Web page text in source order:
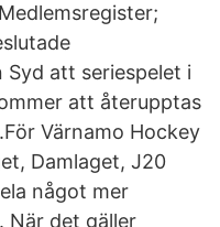
att seriespelet i
att återupptas
Värnamo Hockey
Damlaget, J20
något mer
När det gäller